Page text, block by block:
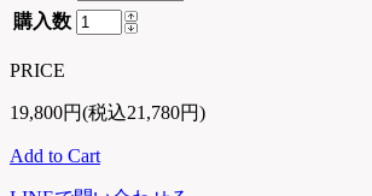
購入数
PRICE
19,800円(税込21,780円)
Add to Cart